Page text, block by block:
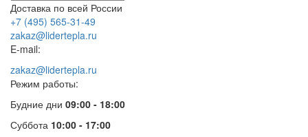
Доставка по всей России
+7 (495) 565-31-49
zakaz@lidertepla.ru
E-mail:
zakaz@lidertepla.ru
Режим работы:
Будние дни 09:00 - 18:00
Суббота 10:00 - 17:00